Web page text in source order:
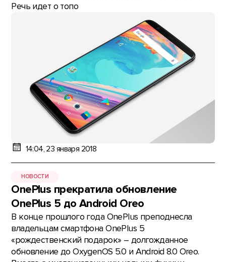
Речь идет о топо
14:04, 23 января 2018
НОВОСТИ
OnePlus прекратила обновление
OnePlus 5 до Android Oreo
В конце прошлого года OnePlus преподнесла
владельцам смартфона OnePlus 5
«рождественский подарок» – долгожданное
обновление до OxygenOS 5.0 и Android 8.0 Oreo.